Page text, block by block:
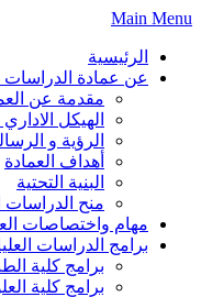
Skip
content
Main Menu
الرئيسية
عن عمادة الدراسات
مقدمة عن
الهيكل
الرؤية و
أهداف العمادة
البنية التحتية
منح الدراسات
مهام واختصاصات
برامج الدراسات
برامج كلية
برامج كلية